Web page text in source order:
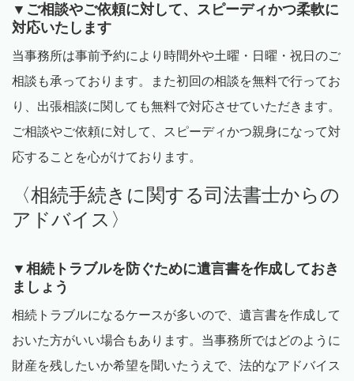
▼ご相談やご依頼に対して、スピーディかつ柔軟に
対応いたします
当事務所は事前予約により時間外や土曜・日曜・祝日のご
相談も承っております。また初回の相談を無料で行ってお
り、出張相談に関しても無料で対応させていただきます。
ご相談やご依頼に対して、スピーディかつ親身になって対
応することを心がけております。
〈相続手続きに関する司法書士からの
アドバイス〉
▼相続トラブルを防ぐために遺言書を作成しておき
ましょう
相続トラブルになるケースが多いので、遺言書を作成して
おいた方がいい場合もあります。当事務所ではどのように
財産を残したいか希望を聞いたうえで、法的なアドバイス